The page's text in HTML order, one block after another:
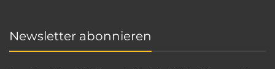
Newsletter abonnieren